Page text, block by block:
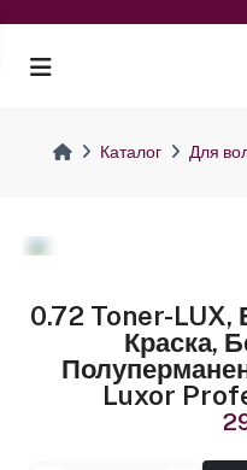
Каталог Для
0.72 Toner-
Краска,
Luxor